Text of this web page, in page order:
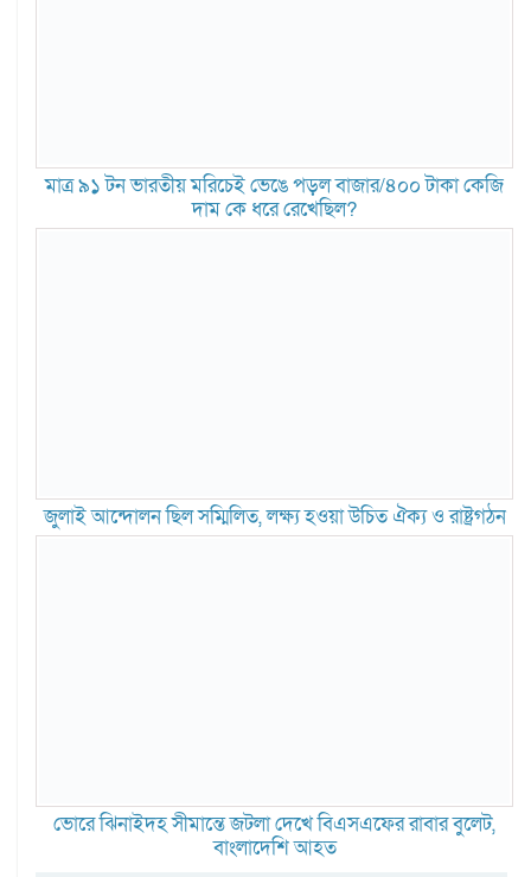
মাত্র ৯১ টন ভারতীয় মরিচেই ভেঙে পড়ল বাজার/৪০০ টাকা কেজি
দাম কে ধরে রেখেছিল?
জুলাই আন্দোলন ছিল সম্মিলিত, লক্ষ্য হওয়া উচিত ঐক্য ও রাষ্ট্রগঠন
ভোরে ঝিনাইদহ সীমান্তে জটলা দেখে বিএসএফের রাবার বুলেট,
বাংলাদেশি আহত